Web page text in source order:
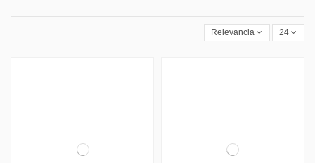
Relevancia 24